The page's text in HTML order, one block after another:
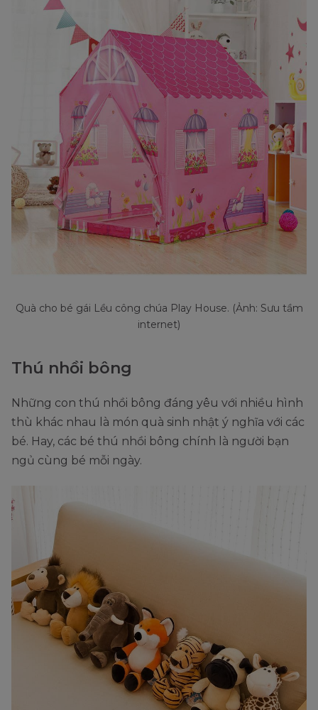
Quà cho bé gái Lều công chúa Play House. (Ảnh: Sưu tầm
internet)
Thú nhồi bông
Những con thú nhồi bông đáng yêu với nhiều hình
thù khác nhau là món quà sinh nhật ý nghĩa với các
bé. Hay, các bé thú nhồi bông chính là người bạn
ngủ cùng bé mỗi ngày.